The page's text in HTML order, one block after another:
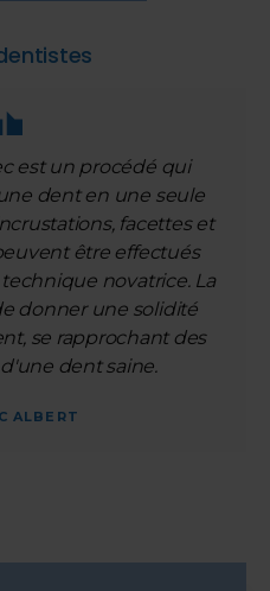
est un procédé qui
dent en une seule
facettes et
être effectués
novatrice. La
donner une solidité
se rapprochant des
dent saine.
ALBERT